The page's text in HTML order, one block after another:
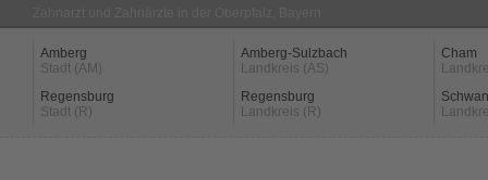
Amberg
Stadt (AM)
Amberg-Sulzbach
Landkreis (AS)
Cham
Regensburg
Stadt (R)
Regensburg
Landkreis (R)